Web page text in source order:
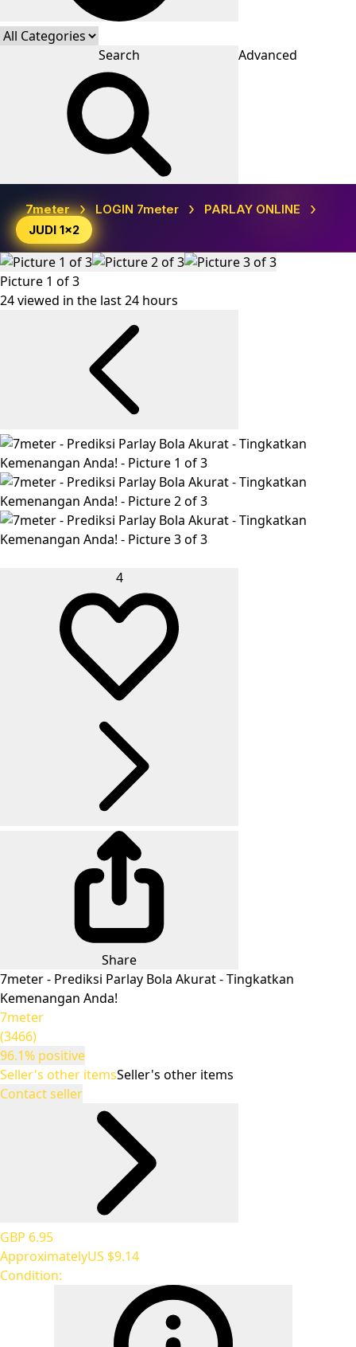
Search Advanced
7meter › LOGIN 7meter › PARLAY ONLINE ›
JUDI 1x2
Picture 1 of 3
24 viewed in the last 24 hours
4
Share
7meter - Prediksi Parlay Bola Akurat - Tingkatkan
Kemenangan Anda!
7meter
(3466)
96.1% positive
Seller's other itemsSeller's other items
Contact seller
GBP 6.95
ApproximatelyUS $9.14
Condition: